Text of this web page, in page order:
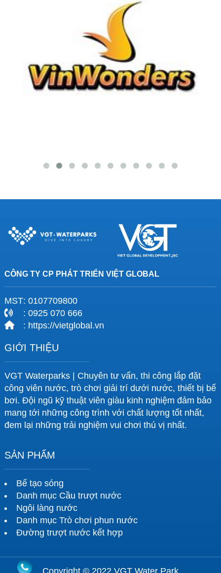
CÔNG TY CP PHÁT TRIỂN VIỆT GLOBAL
MST: 0107709800
: 0925 070 666
: https://vietglobal.vn
GIỚI THIỆU
VGT Waterparks | Chuyên tư vấn, thi công lắp đặt
công viên nước, trò chơi giải trí dưới nước, thiết bị bể
bơi. Đội ngũ kỹ thuật viên giàu kinh nghiệm đảm bảo
mang tới những công trình với chất lượng tốt nhất,
đem lại những trải nghiệm vui chơi thú vị nhất.
SẢN PHẨM
Bể tạo sóng
Danh mục Cầu trượt nước
Ngôi làng nước
Danh mục Trò chơi phun nước
Đường trượt nước kết hợp